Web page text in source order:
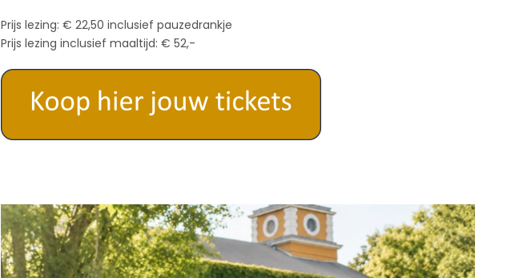
Prijs lezing: € 22,50 inclusief pauzedrankje
Prijs lezing inclusief maaltijd: € 52,-